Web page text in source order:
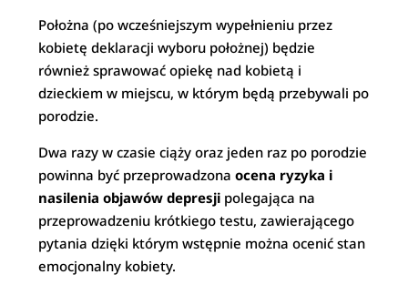
Położna (po wcześniejszym wypełnieniu przez
kobietę deklaracji wyboru położnej) będzie
również sprawować opiekę nad kobietą i
dzieckiem w miejscu, w którym będą przebywali po
porodzie.
Dwa razy w czasie ciąży oraz jeden raz po porodzie
powinna być przeprowadzonaocena ryzyka i
nasilenia objawów depresji polegająca na
przeprowadzeniu krótkiego testu, zawierającego
pytania dzięki którym wstępnie można ocenić stan
emocjonalny kobiety.